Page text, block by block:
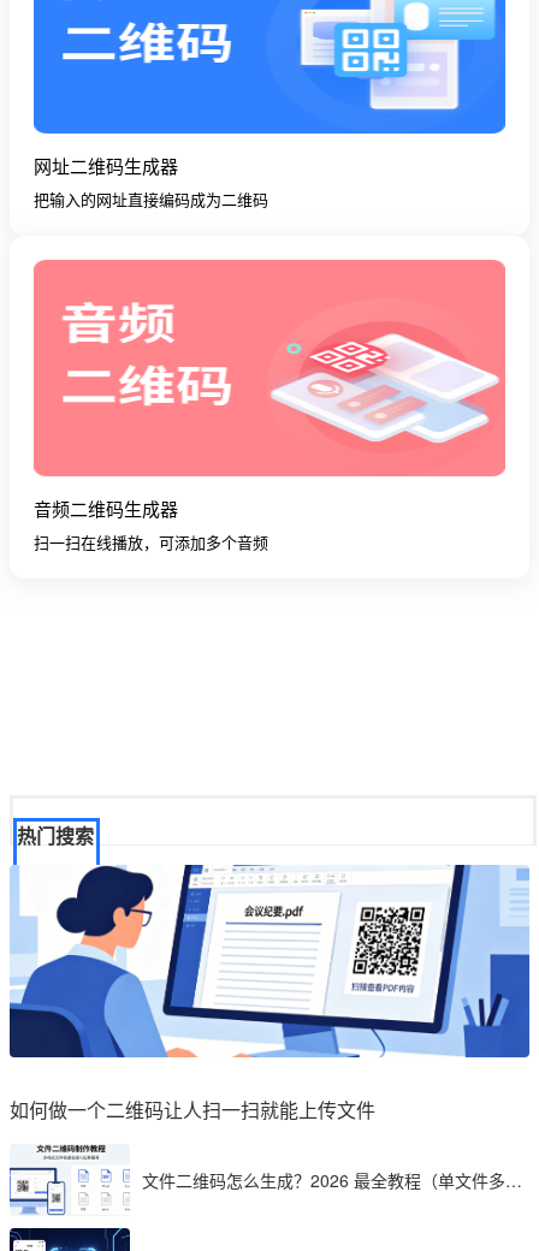
网址二维码生成器
把输入的网址直接编码成为二维码
音频二维码生成器
扫一扫在线播放，可添加多个音频
热门搜索
如何做一个二维码让人扫一扫就能上传文件
文件二维码怎么生成？2026 最全教程（单文件多文